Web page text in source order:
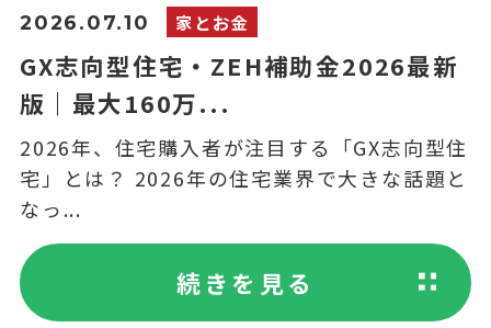
2026.07.10 家とお金
GX志向型住宅・ZEH補助金2026最新
版｜最大160万...
2026年、住宅購入者が注目する「GX志向型住
宅」とは？ 2026年の住宅業界で大きな話題と
なっ...
続きを見る